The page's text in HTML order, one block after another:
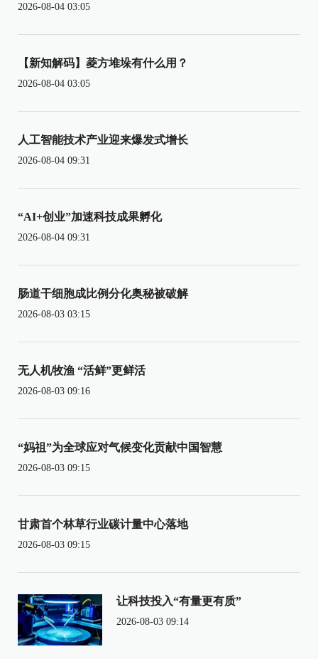
2026-08-04 03:05
【新知解码】菱方堆垛有什么用？
2026-08-04 03:05
人工智能技术产业迎来爆发式增长
2026-08-04 09:31
“AI+创业”加速科技成果孵化
2026-08-04 09:31
肠道干细胞成比例分化奥秘被破解
2026-08-03 03:15
无人机牧渔 “活鲜”更鲜活
2026-08-03 09:16
“妈祖”为全球应对气候变化贡献中国智慧
2026-08-03 09:15
甘肃首个林草行业碳计量中心落地
2026-08-03 09:15
让科技投入“有量更有质”
2026-08-03 09:14